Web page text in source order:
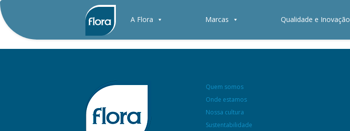
A Flora Marcas Qualidade e Inovação
Quem somos
Onde estamos
Nossa cultura
Sustentabilidade